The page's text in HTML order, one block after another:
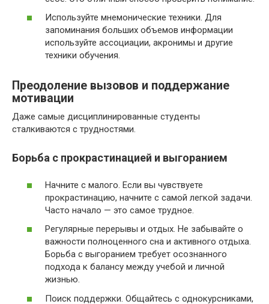
Используйте мнемонические техники. Для
запоминания больших объемов информации
используйте ассоциации, акронимы и другие
техники обучения.
Преодоление вызовов и поддержание
мотивации
Даже самые дисциплинированные студенты
сталкиваются с трудностями.
Борьба с прокрастинацией и выгоранием
Начните с малого. Если вы чувствуете
прокрастинацию, начните с самой легкой задачи.
Часто начало — это самое трудное.
Регулярные перерывы и отдых. Не забывайте о
важности полноценного сна и активного отдыха.
Борьба с выгоранием требует осознанного
подхода к балансу между учебой и личной
жизнью.
Поиск поддержки. Общайтесь с однокурсниками,